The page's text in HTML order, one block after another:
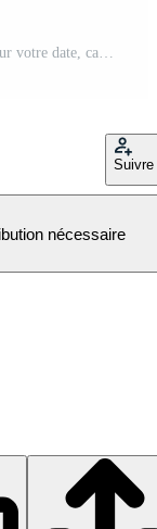
fond texturé aquarelle abstraite. conception pour votre date, carte postale, bannière, logo. Vecteur Gratuit
Suivre
nécessaire